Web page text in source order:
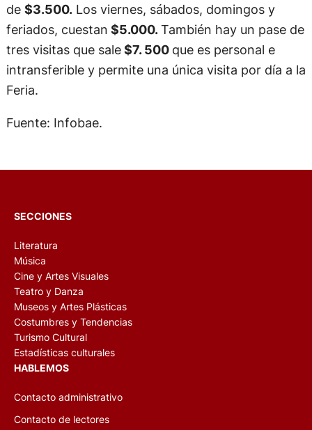
de $3.500.Los viernes, sábados, domingos y
feriados, cuestan $5.000.También hay un pase de
tres visitas que sale$7. 500 que es personal e
intransferible y permite una única visita por día a la
Feria.
Fuente: Infobae.
SECCIONES
Literatura
Música
Cine y Artes Visuales
Teatro y Danza
Museos y Artes Plásticas
Costumbres y Tendencias
Turismo Cultural
Estadísticas culturales
HABLEMOS
Contacto administrativo
Contacto de lectores